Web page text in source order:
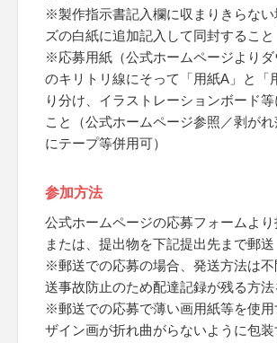
※製作指示書記入欄に収まりきらない
ズの白紙に追加記入して同封すること
※応募用紙（公式ホームページよりダ
のキリトリ線にそって「用紙A」と「
り分け、イラストレーションボード
こと（公式ホームページ参照／剥がれ
にテープ等併用可）
参加方法
公式ホームページの応募フォームよ
または、提出物を下記提出先まで郵送
※郵送での応募の場合、発送方法は
送事故防止のため配達記録が残る方法
※郵送での応募で薄い画用紙等を使
ザイン画が折れ曲がらないように包装